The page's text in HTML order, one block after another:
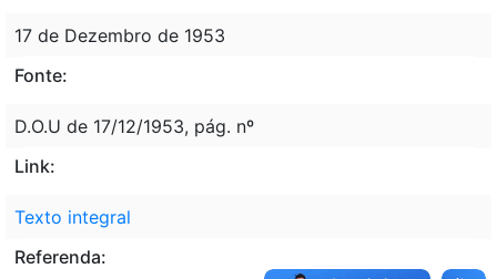
17 de Dezembro de 1953
Fonte:
D.O.U de 17/12/1953, pág. nº
Link:
Texto integral
Referenda: